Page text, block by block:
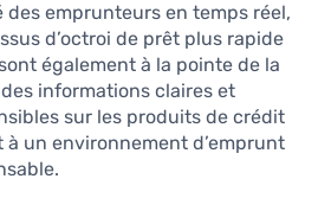
des emprunteurs en temps réel,
d’octroi de prêt plus rapide
également à la pointe de la
informations claires et
sur les produits de crédit
un environnement d’emprunt